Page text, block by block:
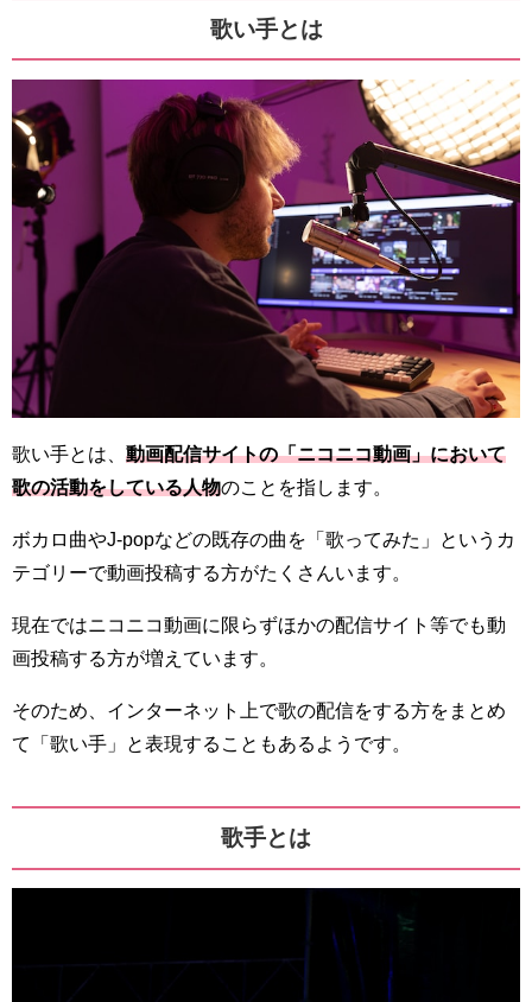
歌い手とは
歌い手とは、 動画配信サイトの「ニコニコ動画」において
歌の活動をしている人物のことを指します。
ボカロ曲やJ-popなどの既存の曲を「歌ってみた」というカ
テゴリーで動画投稿する方がたくさんいます。
現在ではニコニコ動画に限らずほかの配信サイト等でも動
画投稿する方が増えています。
そのため、インターネット上で歌の配信をする方をまとめ
て「歌い手」と表現することもあるようです。
歌手とは